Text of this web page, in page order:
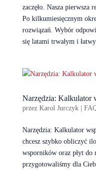
zaczęło. Nasza pierwsza
Po kilkumiesięcznym
rozwiązań. Wybór
się latami trwałym i
Narzędzia: Kalkulator
przez Karol Jurczyk|
Narzędzia: Kalkulator
chcesz szybko obliczyć
wsporników oraz płyt do
przygotowaliśmy dla